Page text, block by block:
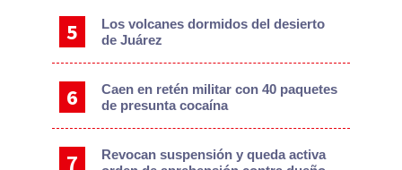
Los volcanes dormidos del desierto
de Juárez
Caen en retén militar con 40 paquetes
de presunta cocaína
Revocan suspensión y queda activa